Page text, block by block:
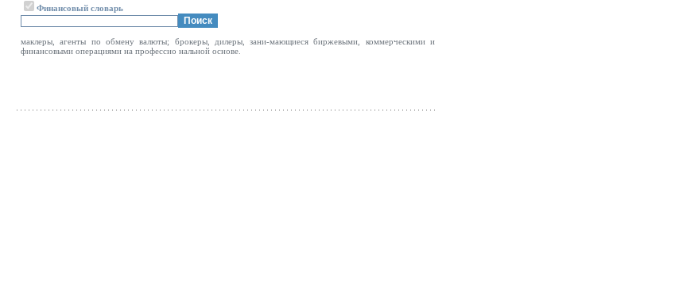
Финансовый словарь
маклеры, агенты по обмену валюты; брокеры, дилеры, зани-мающиеся биржевыми, коммерческими и
финансовыми операциями на профессио нальной основе.